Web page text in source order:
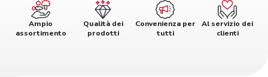
Ampio
assortimento
Qualità dei
prodotti
Convenienza per
tutti
Al servizio dei
clienti